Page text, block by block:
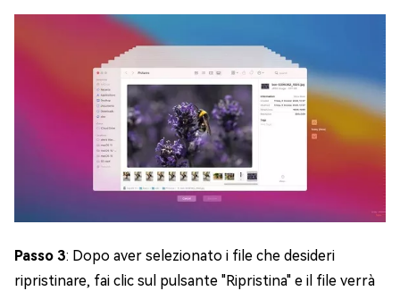
Passo 3: Dopo aver selezionato i file che desideri
ripristinare, fai clic sul pulsante "Ripristina" e il file verrà